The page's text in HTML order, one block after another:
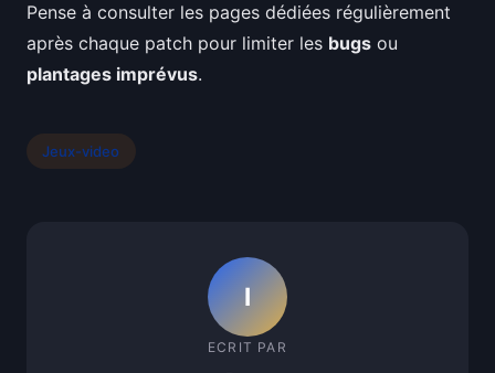
Pense à consulter les pages dédiées régulièrement
après chaque patch pour limiter les bugs ou
plantages imprévus.
Jeux-video
I
ECRIT PAR